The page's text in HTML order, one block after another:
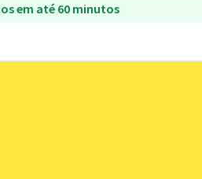
em até 60 minutos